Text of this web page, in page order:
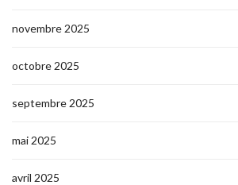
novembre 2025
octobre 2025
septembre 2025
mai 2025
avril 2025